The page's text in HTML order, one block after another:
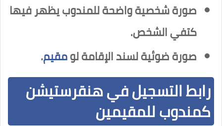
صورة شخصية واضحة للمندوب يظهر فيها
كتفي الشخص.
صورة ضوئية لسند الإقامة لومقيم.
رابط التسجيل في هنقرستيشن
كمندوب للمقيمين